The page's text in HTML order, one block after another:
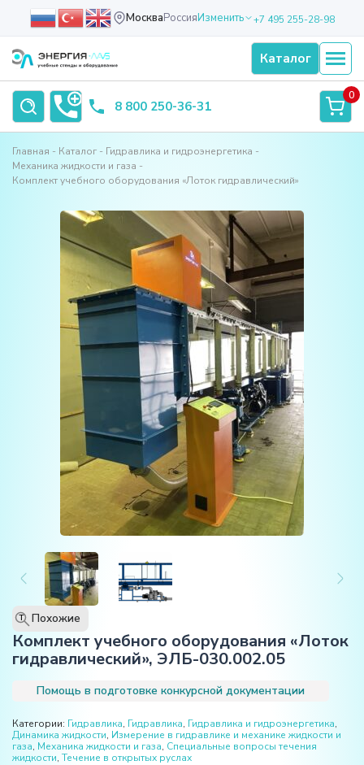
МоскваРоссияИзменить +7 495 255-28-98
Каталог
8 800 250-36-31
0
Главная Каталог
Гидравлика и гидроэнергетика
Механика жидкости и газа
Комплект учебного оборудования «Лоток гидравлический»
T Похожие
Комплект учебного оборудования «Лоток
гидравлический», ЭЛБ-030.002.05
Помощь в подготовке конкурсной документации
Категории: Гидравлика, Гидравлика, Гидравлика и гидроэнергетика,
Динамика жидкости, Измерение в гидравлике и механике жидкости и
газа, Механика жидкости и газа, Специальные вопросы течения
жидкости, Течение в открытых руслах